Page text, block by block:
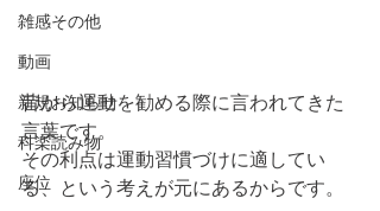
雑感その他
動画
新規お知らせ
科楽読み物
座位
昔から運動を勧める際に言われてきた
言葉です。
その利点は運動習慣づけに適してい
る、という考えが元にあるからです。